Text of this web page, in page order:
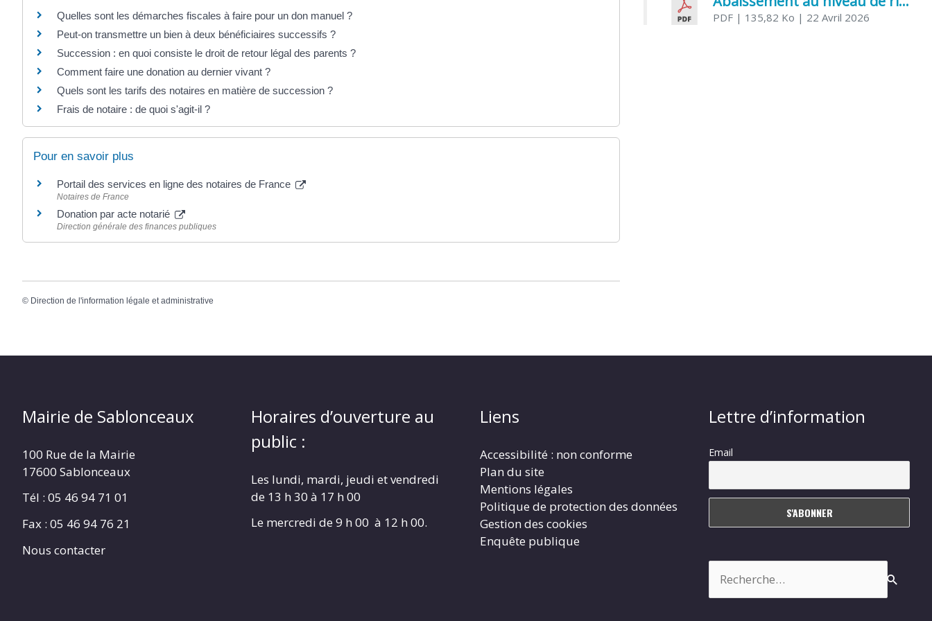
Quelles sont les démarches fiscales à faire pour un don manuel ?
Peut-on transmettre un bien à deux bénéficiaires successifs ?
Succession : en quoi consiste le droit de retour légal des parents ?
Comment faire une donation au dernier vivant ?
Quels sont les tarifs des notaires en matière de succession ?
Frais de notaire : de quoi s'agit-il ?
Pour en savoir plus
Portail des services en ligne des notaires de France
Notaires de France
Donation par acte notarié
Direction générale des finances publiques
© Direction de l'information légale et administrative
PDF | 135,82 Ko | 22 Avril 2026
Mairie de Sablonceaux
100 Rue de la Mairie
17600 Sablonceaux
Tél : 05 46 94 71 01
Fax : 05 46 94 76 21
Nous contacter
Horaires d’ouverture au
public :
Les lundi, mardi, jeudi et vendredi
de 13 h 30 à 17 h 00
Le mercredi de 9 h 00 à 12 h 00.
Liens
Accessibilité : non conforme
Plan du site
Mentions légales
Politique de protection des données
Gestion des cookies
Enquête publique
Lettre d’information
Email